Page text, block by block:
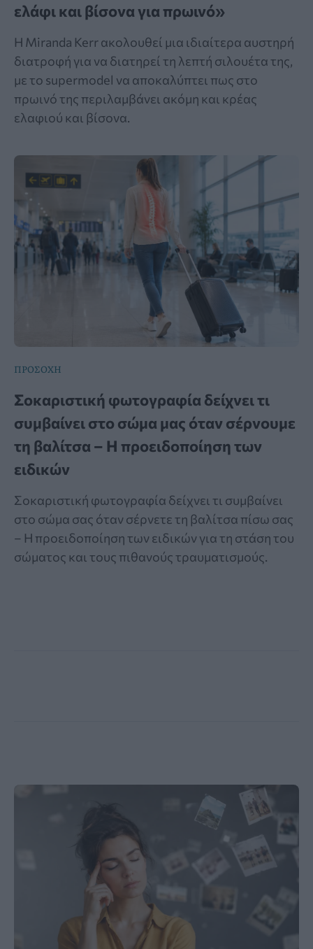
ελάφι και βίσονα για πρωινό»
Η Miranda Kerr ακολουθεί μια ιδιαίτερα αυστηρή
διατροφή για να διατηρεί τη λεπτή σιλουέτα της,
με το supermodel να αποκαλύπτει πως στο
πρωινό της περιλαμβάνει ακόμη και κρέας
ελαφιού και βίσονα.
ΠΡΟΣΟΧΗ
Σοκαριστική φωτογραφία δείχνει τι
συμβαίνει στο σώμα μας όταν σέρνουμε
τη βαλίτσα – Η προειδοποίηση των
ειδικών
Σοκαριστική φωτογραφία δείχνει τι συμβαίνει
στο σώμα σας όταν σέρνετε τη βαλίτσα πίσω σας
– Η προειδοποίηση των ειδικών για τη στάση του
σώματος και τους πιθανούς τραυματισμούς.